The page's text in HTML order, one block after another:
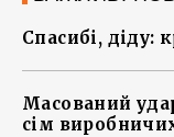
Спасибі, діду:
Масований
сім